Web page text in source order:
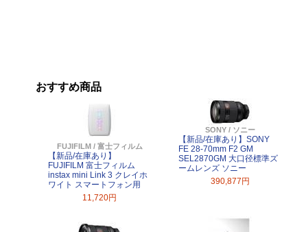
おすすめ商品
FUJIFILM / 富士フィルム
【新品/在庫あり】
FUJIFILM 富士フィルム
instax mini Link 3 クレイホ
ワイト スマートフォン用
11,720円
SONY / ソニー
【新品/在庫あり】SONY
FE 28-70mm F2 GM
SEL2870GM 大口径標準ズ
ームレンズ ソニー
390,877円